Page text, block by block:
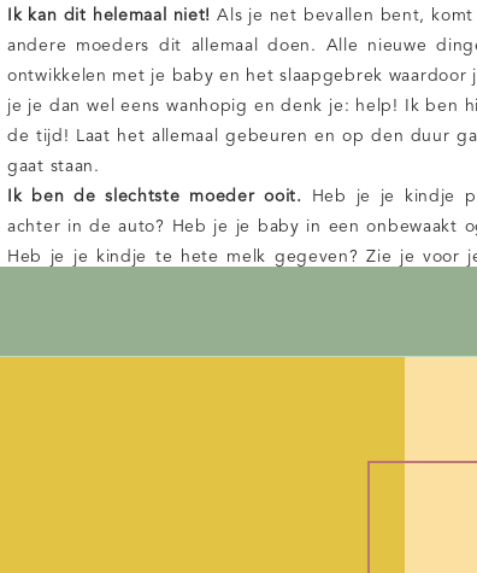
Ik kan dit helemaal niet!Als je net bevallen bent,
andere moeders dit allemaal doen. Alle nieuwe
ontwikkelen met je baby en het slaapgebrek
je je dan wel eens wanhopig en denk je: help! Ik ben
de tijd! Laat het allemaal gebeuren en op den duur
gaat staan.
Ik ben de slechtste moeder ooit.
Heb je je kindje
achter in de auto? Heb je je baby in een onbewaakt
Heb je je kindje te hete melk gegeven? Zie je voor
zitten? Nee! Natuurlijk heb je die momenten, dat je